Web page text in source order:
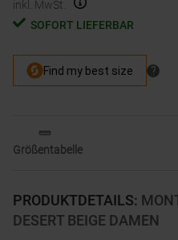
PRODUKTDETAILS:
DESERT BEIGE DAMEN
inkl. MwSt.
SOFORT LIEFERBAR
Größentabelle